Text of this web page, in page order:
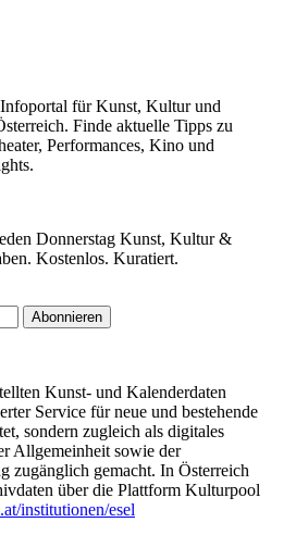
für Kunst, Kultur und
Finde aktuelle Tipps zu
Performances, Kino und
Donnerstag Kunst, Kultur &
Kostenlos. Kuratiert.
Abonnieren
Kunst- und Kalenderdaten
Service für neue und bestehende
sondern zugleich als digitales
Allgemeinheit sowie der
zugänglich gemacht. In Österreich
über die Plattform Kulturpool
institutionen/esel